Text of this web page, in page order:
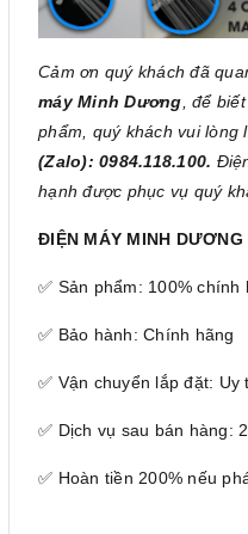
Cảm ơn quý khách đã
máy Minh Dương, để
phẩm, quý khách vui lòng
(Zalo): 0984.118.100.
hạnh được phục vụ quý
ĐIỆN MÁY MINH DƯƠNG
✅ Sản phẩm: 100% chính
✅ Bảo hành: Chính hãng
✅ Vận chuyển lắp đặt: Uy
✅ Dịch vụ sau bán hàng:
✅ Hoàn tiền 200% nếu